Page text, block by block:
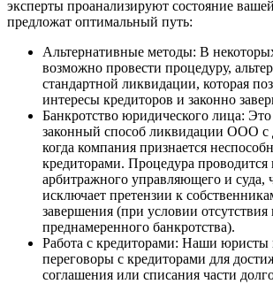
эксперты проанализируют состояние
предложат оптимальный путь:
Альтернативные методы: В
возможно провести процедуру,
стандартной ликвидации, которая
интересы кредиторов и законно
Банкротство юридического лица:
законный способ ликвидации ООО с
когда компания признается
кредиторами. Процедура проводится
арбитражного управляющего и суда,
исключает претензии к
завершения (при условии отсутствия
преднамеренного банкротства).
Работа с кредиторами: Наши юристы
переговоры с кредиторами для
соглашения или списания части